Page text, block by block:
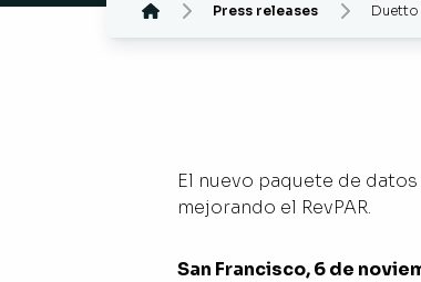
Press releases Duetto
El nuevo paquete de
mejorando el RevPAR.
San Francisco, 6 de